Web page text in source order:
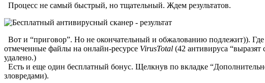
Процесс не самый быстрый, но тщательный. Ждем результатов.
Вот и “приговор”. Но не окончательный и обжалованию подлежит)).
отмеченные файлы на онлайн-ресурсе VirusTotal (42 антивируса
удалено.)
Есть и еще один бесплатный бонус. Щелкнув по вкладке
зловредами).